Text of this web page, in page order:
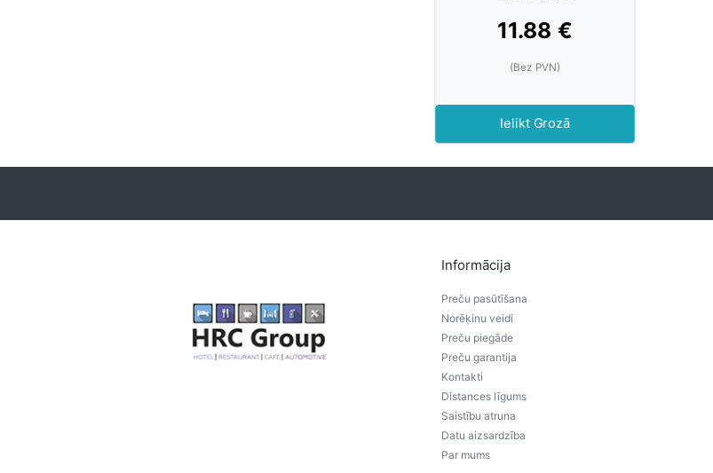
11.88 €
(Bez PVN)
Ielikt Grozā
Informācija
Preču pasūtīšana
Norēķinu veidi
Preču piegāde
Preču garantija
Kontakti
Distances līgums
Saistību atruna
Datu aizsardzība
Par mums